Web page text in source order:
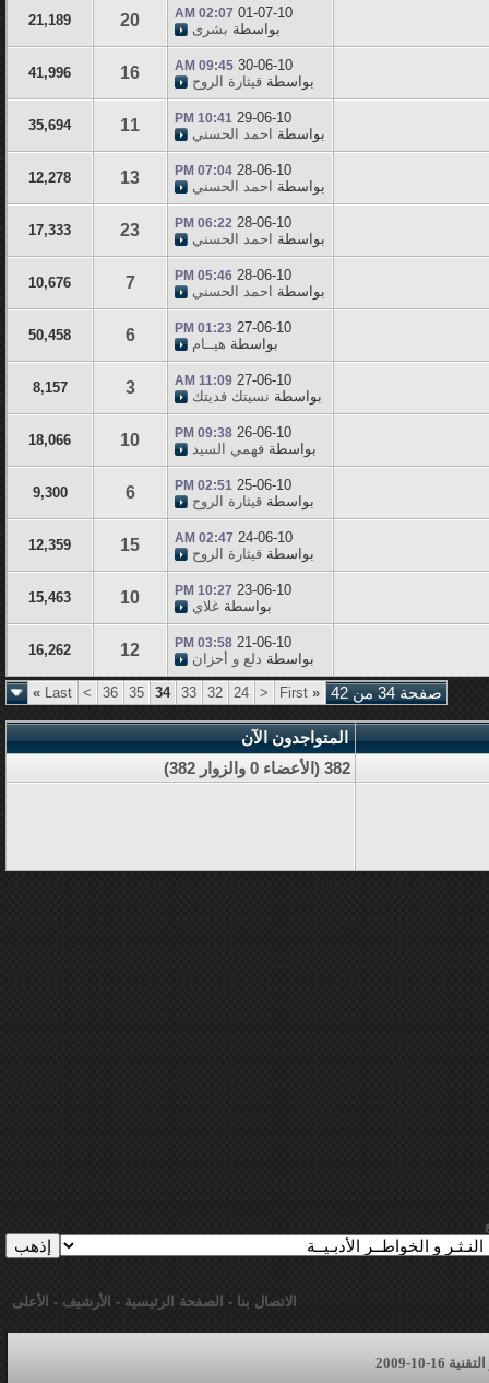
01-07-10
02:07 AM
بواسطة بشرى 20
21,189
30-06-10
09:45 AM
بواسطة قيثارة الروح 16
41,996
29-06-10
10:41 PM
بواسطة احمد الحسني 11
35,694
28-06-10
07:04 PM
بواسطة احمد الحسني 13
12,278
28-06-10
06:22 PM
بواسطة احمد الحسني 23
17,333
28-06-10
05:46 PM
بواسطة احمد الحسني 7
10,676
27-06-10
01:23 PM
بواسطة هيــام 6
50,458
27-06-10
11:09 AM
بواسطة نسيتك فديتك 3
8,157
26-06-10
09:38 PM
بواسطة فهمي السيد 10
18,066
25-06-10
02:51 PM
بواسطة قيثارة الروح 6
9,300
24-06-10
02:47 AM
بواسطة قيثارة الروح 15
12,359
23-06-10
10:27 PM
بواسطة غلاي 10
15,463
21-06-10
03:58 PM
بواسطة دلع و أحزان 12
16,262
صفحة 34 من 42 «
<
24
32
33
34
35
36
>
Last
»
المتواجدون الآن
382 (الأعضاء 0 والزوار 382)
الاتصال بنا - الصفحة الرئيسية - الأرشيف - الأعلى
10-2009